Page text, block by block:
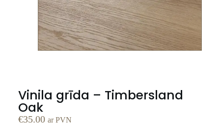
Vinila grīda – Timbersland
Oak
€35.00 ar PVN